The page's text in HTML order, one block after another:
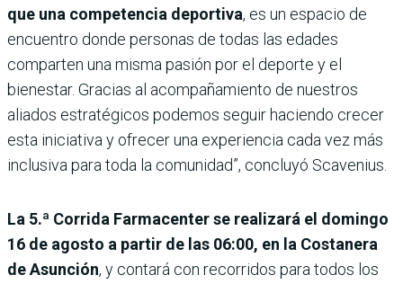
que una competencia deportiva, es un espacio de
encuentro donde personas de todas las edades
comparten una misma pasión por el deporte y el
bienestar. Gracias al acompañamiento de nuestros
aliados estratégicos podemos seguir haciendo crecer
esta iniciativa y ofrecer una experiencia cada vez más
inclusiva para toda la comunidad”, concluyó Scavenius.
La 5.ª Corrida Farmacenter se realizará el domingo
16 de agosto a partir de las 06:00, en la Costanera
de Asunción, y contará con recorridos para todos los